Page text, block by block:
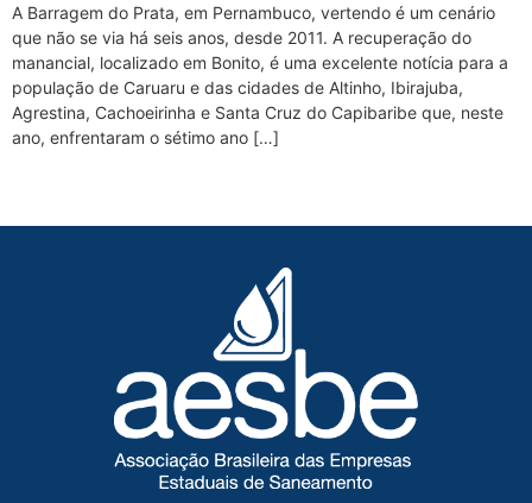
A Barragem do Prata, em Pernambuco, vertendo é um cenário
que não se via há seis anos, desde 2011. A recuperação do
manancial, localizado em Bonito, é uma excelente notícia para a
população de Caruaru e das cidades de Altinho, Ibirajuba,
Agrestina, Cachoeirinha e Santa Cruz do Capibaribe que, neste
ano, enfrentaram o sétimo ano […]